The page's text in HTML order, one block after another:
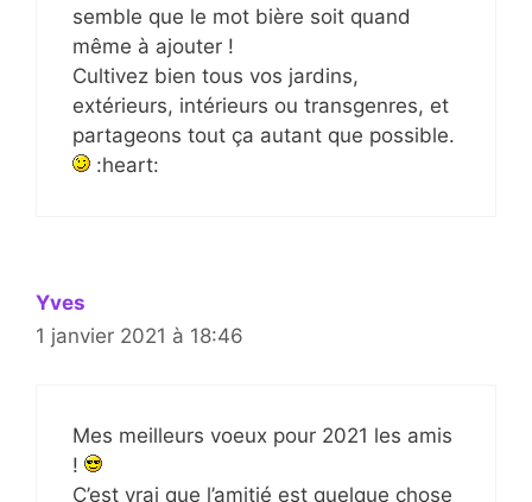
semble que le mot bière soit quand
même à ajouter !
Cultivez bien tous vos jardins,
extérieurs, intérieurs ou transgenres, et
partageons tout ça autant que possible.
:heart:
Yves
1 janvier 2021 à 18:46
Mes meilleurs voeux pour 2021 les amis
!
C’est vrai que l’amitié est quelque chose